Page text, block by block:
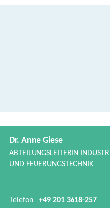
Dr. Anne Giese
ABTEILUNGSLEITERIN
UND FEUERUNGSTECHNIK
Telefon +49 201 3618-257